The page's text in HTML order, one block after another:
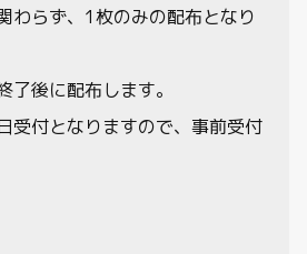
わらず、1枚のみの配布となり
後に配布します。
受付となりますので、事前受付